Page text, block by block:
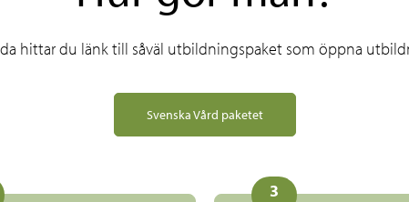
hittar du länk till såväl utbildningspaket som öppna
Svenska Vård paketet
3